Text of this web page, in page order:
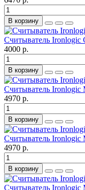
В корзину
Считыватель Ironlogic
4000 р.
В корзину
Считыватель Ironlogic
4970 р.
В корзину
Считыватель
4970 р.
В корзину
Считыватель